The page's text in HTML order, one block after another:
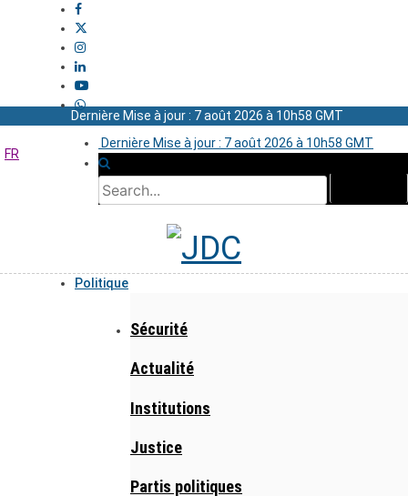
Dernière Mise à jour : 7 août 2026 à 10h58 GMT
Dernière Mise à jour : 7 août 2026 à 10h58 GMT
FR
Politique
Sécurité
Actualité
Institutions
Justice
Partis politiques